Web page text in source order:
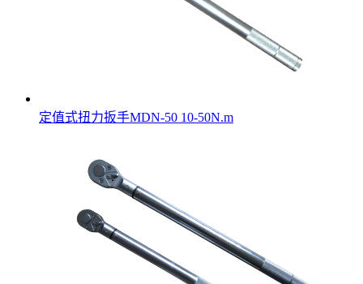
定值式扭力扳手MDN-50 10-50N.m